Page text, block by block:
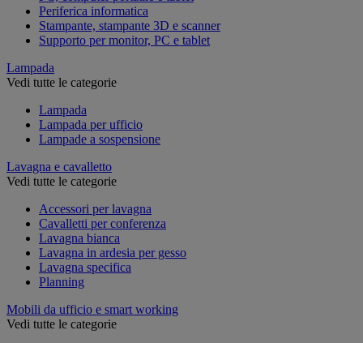
Periferica informatica
Stampante, stampante 3D e scanner
Supporto per monitor, PC e tablet
Lampada
Vedi tutte le categorie
Lampada
Lampada per ufficio
Lampade a sospensione
Lavagna e cavalletto
Vedi tutte le categorie
Accessori per lavagna
Cavalletti per conferenza
Lavagna bianca
Lavagna in ardesia per gesso
Lavagna specifica
Planning
Mobili da ufficio e smart working
Vedi tutte le categorie